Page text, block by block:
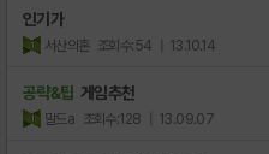
인기가
서산의혼 조회수:54 | 13.10.14
공략&팁 게임추천
말드a 조회수:128 | 13.09.07